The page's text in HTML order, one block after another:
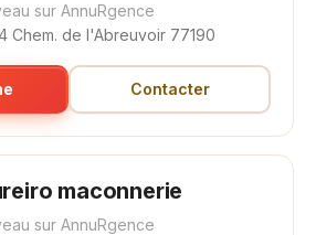
sur AnnuRgence
Chem. de l'Abreuvoir 77190
Contacter
maconnerie
sur AnnuRgence